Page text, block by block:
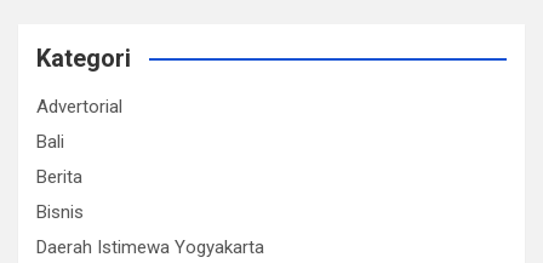
Kategori
Advertorial
Bali
Berita
Bisnis
Daerah Istimewa Yogyakarta